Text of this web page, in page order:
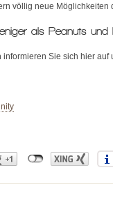
völlig neue Möglichkeiten
als Peanuts und
Sie sich hier auf